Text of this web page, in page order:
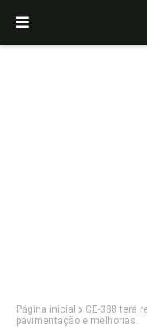
Página inicial
CE-388 terá
pavimentação e melhorias.